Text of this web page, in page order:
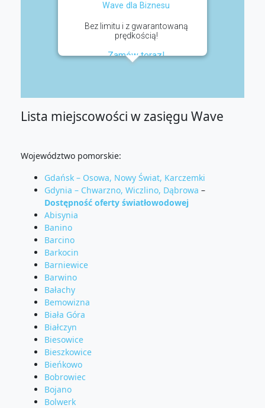
Wave dla Biznesu
Bez limitu i z gwarantowaną
prędkością!
Zamów teraz!
Lista miejscowości w zasięgu Wave
Województwo pomorskie:
Gdańsk – Osowa, Nowy Świat, Karczemki
Gdynia – Chwarzno, Wiczlino, Dąbrowa –
Dostępność oferty światłowodowej
Abisynia
Banino
Barcino
Barkocin
Barniewice
Barwino
Bałachy
Bemowizna
Biała Góra
Białczyn
Biesowice
Bieszkowice
Bieńkowo
Bobrowiec
Bojano
Bolwerk